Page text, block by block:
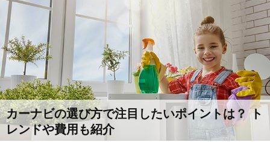
カーナビの選び方で注目したいポイントは？ ト
レンドや費用も紹介